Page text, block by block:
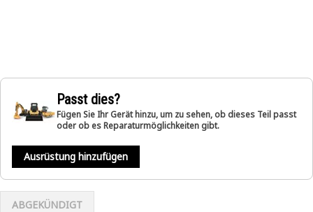
Passt dies?
Fügen Sie Ihr Gerät hinzu, um zu sehen, ob dieses Teil passt
oder ob es Reparaturmöglichkeiten gibt.
Ausrüstung hinzufügen
ABGEKÜNDIGT